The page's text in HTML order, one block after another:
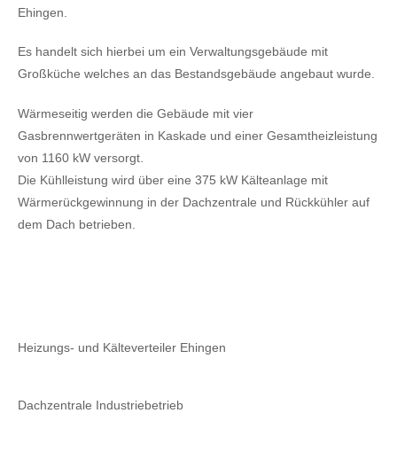
Ehingen.
Es handelt sich hierbei um ein Verwaltungsgebäude mit
Großküche welches an das Bestandsgebäude angebaut wurde.
Wärmeseitig werden die Gebäude mit vier
Gasbrennwertgeräten in Kaskade und einer Gesamtheizleistung
von 1160 kW versorgt.
Die Kühlleistung wird über eine 375 kW Kälteanlage mit
Wärmerückgewinnung in der Dachzentrale und Rückkühler auf
dem Dach betrieben.
Heizungs- und Kälteverteiler Ehingen
Dachzentrale Industriebetrieb